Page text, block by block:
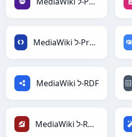
MediaWiki ל-Protobuf
MediaWiki ל-RDF
MediaWiki ל-Ruby